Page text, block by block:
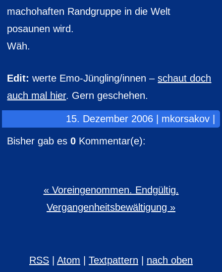
machohaften Randgruppe in die Welt
posaunen wird.
Wäh.
Edit: werte Emo-Jüngling/innen –schaut doch
auch mal hier. Gern geschehen.
15. Dezember 2006 | mkorsakov |
Bisher gab es0 Kommentar(e):
« Voreingenommen. Endgültig.
Vergangenheitsbewältigung »
RSS Atom Textpattern nach oben